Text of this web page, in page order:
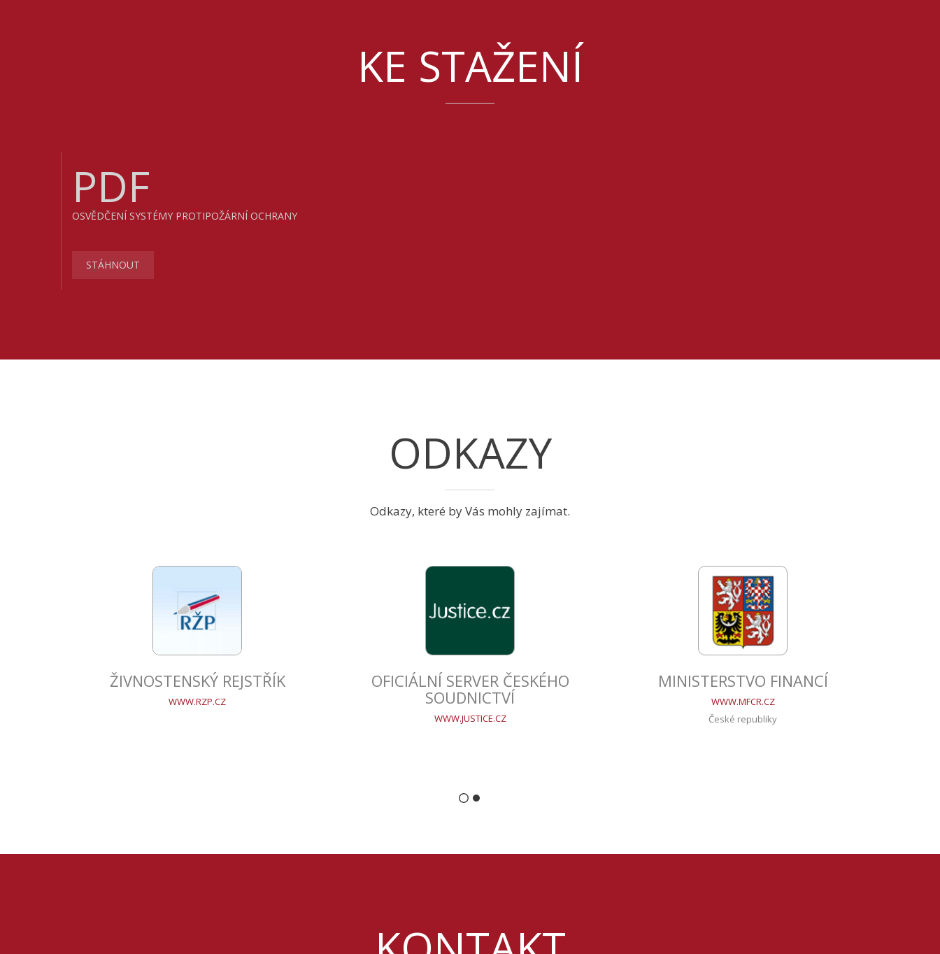
KE STAŽENÍ
PDF
OSVĚDČENÍ SYSTÉMY PROTIPOŽÁRNÍ OCHRANY
STÁHNOUT
ODKAZY
Odkazy, které by Vás mohly zajímat.
ŽIVNOSTENSKÝ REJSTŘÍK
WWW.RZP.CZ
OFICIÁLNÍ SERVER ČESKÉHO
SOUDNICTVÍ
WWW.JUSTICE.CZ
MINISTERSTVO FINANCÍ
WWW.MFCR.CZ
České republiky